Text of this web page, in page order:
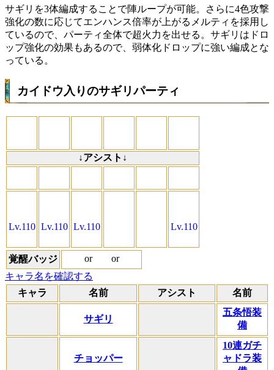
サギリを3体編成することで陣ループが可能。さらに4色攻撃
強化の数に応じてエンハンス倍率が上がるメルティを採用し
ているので、パーティ全体で超火力を出せる。サギリはドロ
ップ強化の効果もあるので、弱体化ドロップに強い編成とな
っている。
カイドウ入りのサギリパーティ
↓アシスト↓
Lv.110 Lv.110 Lv.110 Lv.110
覚醒バッジ or
or
キャラ名を確認する
キャラ
名前 アシスト 名前
サギリ
五条悟装
備
チョッパー
10連ガチ
ャドラ装